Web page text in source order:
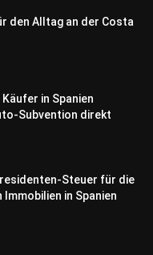
den Alltag an der Costa
in Spanien
Subvention direkt
Steuer für die
in Spanien